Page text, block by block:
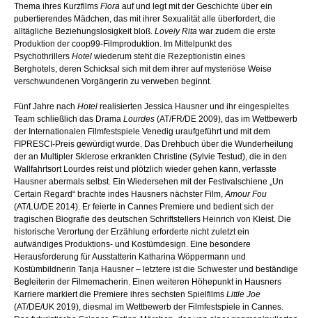
Thema ihres Kurzfilms Flora auf und legt mit der Geschichte über ein
pubertierendes Mädchen, das mit ihrer Sexualität alle überfordert, die
alltägliche Beziehungslosigkeit bloß. Lovely Rita war zudem die erste
Produktion der coop99-Filmproduktion. Im Mittelpunkt des
Psychothrillers Hotel wiederum steht die Rezeptionistin eines
Berghotels, deren Schicksal sich mit dem ihrer auf mysteriöse Weise
verschwundenen Vorgängerin zu verweben beginnt.
Fünf Jahre nach Hotel realisierten Jessica Hausner und ihr eingespieltes
Team schließlich das Drama Lourdes (AT/FR/DE 2009), das im Wettbewerb
der Internationalen Filmfestspiele Venedig uraufgeführt und mit dem
FIPRESCI-Preis gewürdigt wurde. Das Drehbuch über die Wunderheilung
der an Multipler Sklerose erkrankten Christine (Sylvie Testud), die in den
Wallfahrtsort Lourdes reist und plötzlich wieder gehen kann, verfasste
Hausner abermals selbst. Ein Wiedersehen mit der Festivalschiene „Un
Certain Regard“ brachte indes Hausners nächster Film,Amour Fou
(AT/LU/DE 2014). Er feierte in Cannes Premiere und bedient sich der
tragischen Biografie des deutschen Schriftstellers Heinrich von Kleist. Die
historische Verortung der Erzählung erforderte nicht zuletzt ein
aufwändiges Produktions- und Kostümdesign. Eine besondere
Herausforderung für Ausstatterin Katharina Wöppermann und
Kostümbildnerin Tanja Hausner – letztere ist die Schwester und beständige
Begleiterin der Filmemacherin. Einen weiteren Höhepunkt in Hausners
Karriere markiert die Premiere ihres sechsten Spielfilms Little Joe
(AT/DE/UK 2019), diesmal im Wettbewerb der Filmfestspiele in Cannes.